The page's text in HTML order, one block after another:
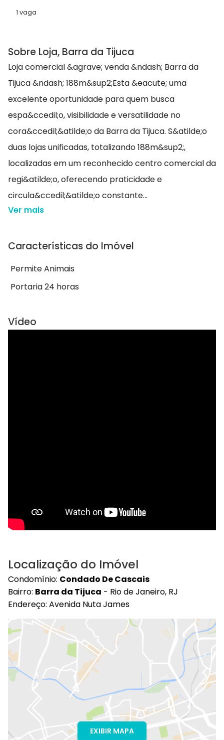
1 vaga
Sobre Loja, Barra da Tijuca
Loja comercial &agrave; venda &ndash; Barra da
Tijuca &ndash; 188m&sup2;Esta &eacute; uma
excelente oportunidade para quem busca
espa&ccedil;o, visibilidade e versatilidade no
cora&ccedil;&atilde;o da Barra da Tijuca. S&atilde;o
duas lojas unificadas, totalizando 188m&sup2;,
localizadas em um reconhecido centro comercial da
regi&atilde;o, oferecendo praticidade e
circula&ccedil;&atilde;o constante...
Ver mais
Características do Imóvel
Permite Animais
Portaria 24 horas
Vídeo
Localização do Imóvel
Condomínio: Condado De Cascais
Bairro: Barra da Tijuca - Rio de Janeiro, RJ
Endereço: Avenida Nuta James
EXIBIR MAPA